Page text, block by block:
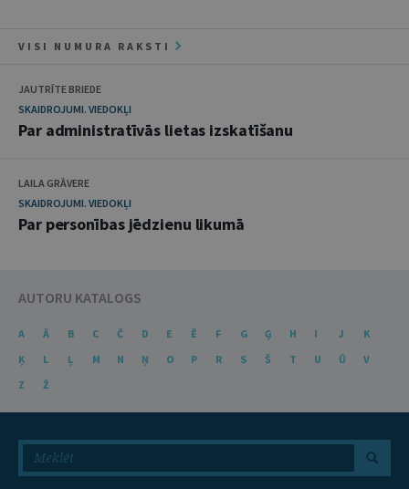
VISI NUMURA RAKSTI
JAUTRĪTE BRIEDE
SKAIDROJUMI. VIEDOKĻI
Par administratīvās lietas izskatīšanu
LAILA GRĀVERE
SKAIDROJUMI. VIEDOKĻI
Par personības jēdzienu likumā
AUTORU KATALOGS
A Ā B C Č D E Ē F G Ģ H I J
K
Ķ
L Ļ M N Ņ O P R S Š T U Ū
V
Z
Ž